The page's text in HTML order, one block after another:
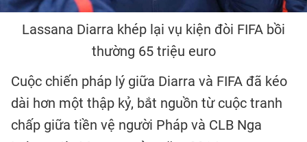
Lassana Diarra khép lại vụ kiện đòi FIFA bồi
thường 65 triệu euro
Cuộc chiến pháp lý giữa Diarra và FIFA đã kéo
dài hơn một thập kỷ, bắt nguồn từ cuộc tranh
chấp giữa tiền vệ người Pháp và CLB Nga